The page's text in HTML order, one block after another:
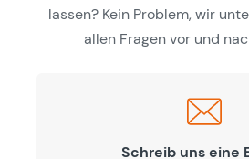
lassen? Kein Problem, wir
allen Fragen vor und
Schreib uns eine